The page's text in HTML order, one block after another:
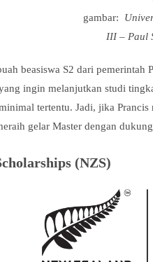
gambar:
III – Paul
beasiswa S2 dari
ingin melanjutkan studi
tertentu. Jadi, jika
gelar Master dengan
(NZS)